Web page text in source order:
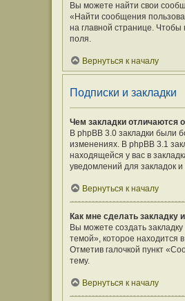
Вы можете найти свои
«Найти сообщения
на главной странице.
поля.
Вернуться к началу
Подписки и закладки
Чем закладки отличаются
В phpBB 3.0 закладки были
изменениях. В phpBB 3.1
находящейся у вас в
уведомлений для закладок
Вернуться к началу
Как мне сделать закладку
Вы можете создать
темой», которое находится
Отметив галочкой пункт
тему.
Вернуться к началу